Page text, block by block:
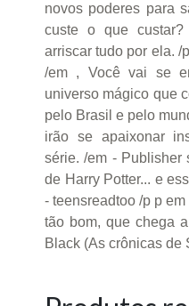
novos poderes para
custe o que
arriscar tudo por ela. /
/em , Você vai se
universo mágico que
pelo Brasil e pelo
irão se apaixonar
série. /em - Publisher
de Harry Potter... e
- teensreadtoo /p p
tão bom, que chega
Black (As crônicas